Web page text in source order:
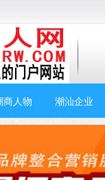
商人物 潮汕企业